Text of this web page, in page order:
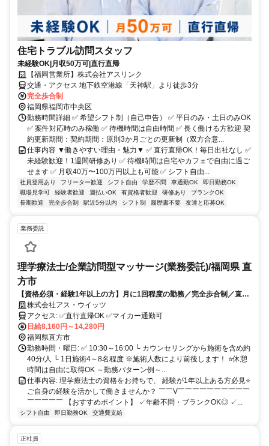
住宅トラブル訪問スタッフ
未経験OK|月収50万可|直行直帰
【福岡営業所】株式会社アスリンク
交通・アクセス 地下鉄空港線「天神駅」より徒歩3分
完全歩合制
福岡県福岡市中央区
勤務時間詳細 ✅ 希望シフト制（自己申告） ✅ 平日のみ・土日のみOK
✅ 案件対応時のみ稼働 ✅ 待機時間は自由時間 ✅ 長く働ける方歓迎 契
約更新期間：契約期間：原則3か月ごとの更新制（双方合意...
仕事内容 ▼働きやすい理由・魅力▼ ✅ 直行直帰OK！毎日出社なし ✅
未経験歓迎！1週間研修あり ✅ 待機時間は自宅やカフェで自由に過ご
せます ✅ 月収40万〜100万円以上も可能 ✅ シフト自由...
社員登用あり フリーター歓迎 シフト自由 学歴不問 車通勤OK
即日勤務OK
職場見学可
経験者歓迎 週払いOK 有資格者歓迎 研修あり
ブランクOK
長期歓迎
完全歩合制 駅近5分以内 シフト制 履歴書不要 友達と応募OK
業務委託
理学療法士/企業訪問型マッサージ(業務委託)/福岡県 直
方市
【資格必須・経験1年以上の方】月に1回程度の勤務／完全歩合制／直行
直帰OK／マイカー通勤可／ブランクOK／制服付与
株式会社アス・ウイッツ
アクセス: ✅直行直帰OK ✅マイカー通勤可
日給8,160円～14,280円
福岡県直方市
勤務時間・曜日: ✅ 10:30～16:00 └ カウンセリングから施術を含め約
40分/人 └ 1日施術4～8名程度 ※施術人数により前後します！ ⭐休憩
時間は自由に取得OK ～勤務パターン例～...
仕事内容: 理学療法士の資格をお持ちで、 経験が1年以上ある方必見⭐
ご自身の経験を活かして働きませんか？ ￣￣V￣￣￣￣￣￣￣￣￣￣
￣￣￣￣￣ 【おすすめポイント】 ✓年齢不問・ブランクOK◎ ✓...
シフト自由 即日勤務OK 交通費支給
正社員